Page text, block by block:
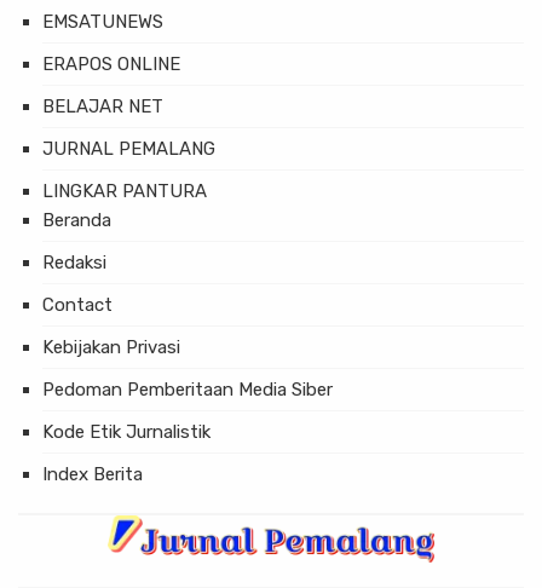
EMSATUNEWS
ERAPOS ONLINE
BELAJAR NET
JURNAL PEMALANG
LINGKAR PANTURA
Beranda
Redaksi
Contact
Kebijakan Privasi
Pedoman Pemberitaan Media Siber
Kode Etik Jurnalistik
Index Berita